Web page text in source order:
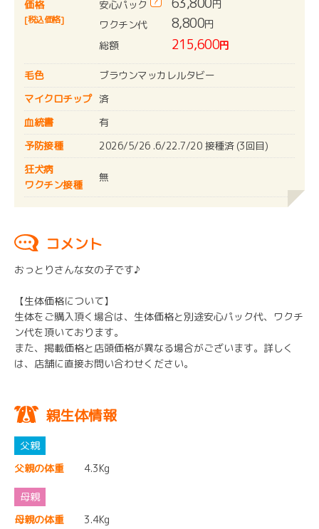
価格
[税込価格]
安心パック
円
ワクチン代
8,800円
総額
215,600円
毛色
ブラウンマッカレルタビー
マイクロチップ 済
血統書
有
予防接種
2026/5/26 .6/22.7/20 接種済 (3回目)
狂犬病
ワクチン接種
無
コメント
おっとりさんな女の子です♪
【生体価格について】
生体をご購入頂く場合は、生体価格と別途安心パック代、ワクチ
ン代を頂いております。
また、掲載価格と店頭価格が異なる場合がございます。詳しく
は、店舗に直接お問い合わせください。
親生体情報
父親の体重 4.3Kg
母親の体重 3.4Kg